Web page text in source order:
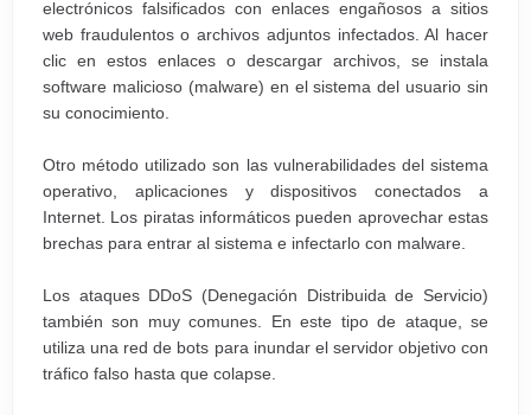
electrónicos falsificados con enlaces engañosos a sitios
web fraudulentos o archivos adjuntos infectados. Al hacer
clic en estos enlaces o descargar archivos, se instala
software malicioso (malware) en el sistema del usuario sin
su conocimiento.
Otro método utilizado son las vulnerabilidades del sistema
operativo, aplicaciones y dispositivos conectados a
Internet. Los piratas informáticos pueden aprovechar estas
brechas para entrar al sistema e infectarlo con malware.
Los ataques DDoS (Denegación Distribuida de Servicio)
también son muy comunes. En este tipo de ataque, se
utiliza una red de bots para inundar el servidor objetivo con
tráfico falso hasta que colapse.